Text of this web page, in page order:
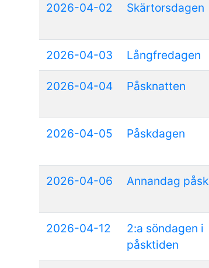
2026-04-02 Skärtorsdagen
2026-04-03 Långfredagen
2026-04-04 Påsknatten
2026-04-05 Påskdagen
2026-04-06 Annandag påsk
2026-04-12
2:a söndagen i
påsktiden